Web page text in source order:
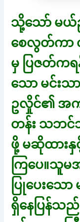
သို့သော် မယ်ဥ
စေလွတ်ကာ
မှ ပြဇတ်က
သော မင်းသ
ဥလှိုင်၏ အက
တန်း သဘင်
ဖို့ မဆိုထား
ကြပေ။သူမ
ပြုပေးသေ
ရှိနေပြန်